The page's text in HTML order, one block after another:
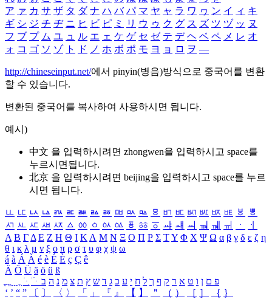
ア ァ カ サ ザ タ ダ ナ ハ バ パ マ ヤ ャ ラ ワ ヮ ン イ ィ キ
ギ シ ジ チ ヂ ニ ヒ ビ ピ ミ リ ウ ゥ ク グ ス ズ ツ ヅ ッ ヌ
フ ブ プ ム ユ ュ ル エ ェ ケ ゲ セ ゼ テ デ ヘ ベ ペ メ レ オ
ォ コ ゴ ソ ゾ ト ド ノ ホ ボ ポ モ ヨ ョ ロ ヲ ―
http://chineseinput.net/에서 pinyin(병음)방식으로 중국어를 변환
할 수 있습니다.
변환된 중국어를 복사하여 사용하시면 됩니다.
예시)
中文 을 입력하시려면 zhongwen을 입력하시고 space를
누르시면됩니다.
北京 을 입력하시려면 beijing을 입력하시고 space를 누르
시면 됩니다.
ㅥ ㅦ ㅧ ㅨ ㅩ ㅪ ㅫ ㅬ ㅭ ㅮ ㅯ ㅰ ㅱ ㅲ ㅳ ㅴ ㅵ ㅶ ㅷ ㅸ
ㅹ
ㅺ ㅻ ㅼ ㅽ ㅾ ㅿ ㆀ ㆁ ㆂ ㆃ ㆄ ㆅ ㆆ ㆇ ㆈ ㆉ ㆊ ㆋ ㆌ ㆍ
ㆎ
Α Β ΓΔ Ε Ζ Η Θ Ι ΚΛ Μ Ν Ξ Ο Π Ρ Σ ΤΥ Φ Χ Ψ Ω α β γ δ ε ζ η
θ ι κ λ μ ν ξ ο π ρ σ τ υ φ χ ψ ω
á à Á À é è É È ç Ç ê
Ä Ö Ü ä ö ü ß
ִֶֹ ֻּ ׁׂ פ ם ן ו ט א ר ק ף ך ל ח י ע כ ג ד ש ץ ת צ מ נ ה ב
‘ ’ “ ” 〔 〕 〈 〉 「 」 『 』 【 】 ＂ （ ） ［ ］ ｛ ｝